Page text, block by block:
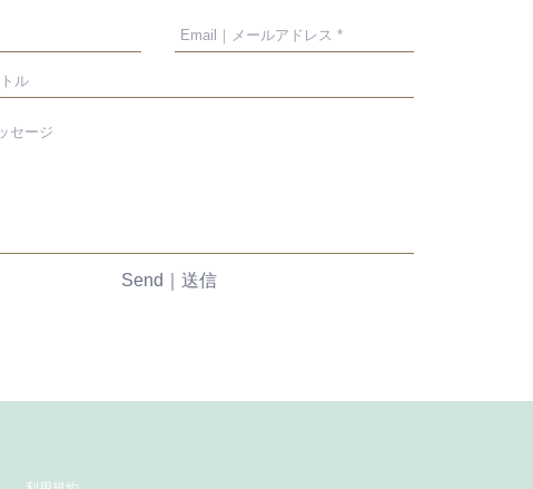
Send｜送信